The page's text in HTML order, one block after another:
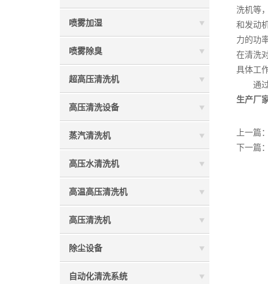
喷雾加湿
喷雾除臭
超高压清洗机
高压清洗设备
蒸汽清洗机
高压水清洗机
高温高压清洗机
高压清洗机
除尘设备
自动化清洗系统
洗机等
和发动
力的功
在清洗
具体工
通过
生产厂
上一篇
下一篇